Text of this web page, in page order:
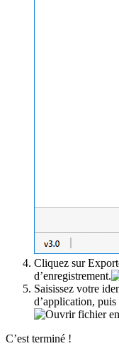
Cliquez sur
d’enregistrement.
Saisissez votre
d’application,
C’est terminé !